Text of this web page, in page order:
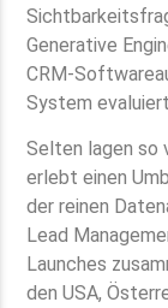
Generative
CRM-
System
Selten lagen so
erlebt einen
der reinen
Lead
Launches
den USA,